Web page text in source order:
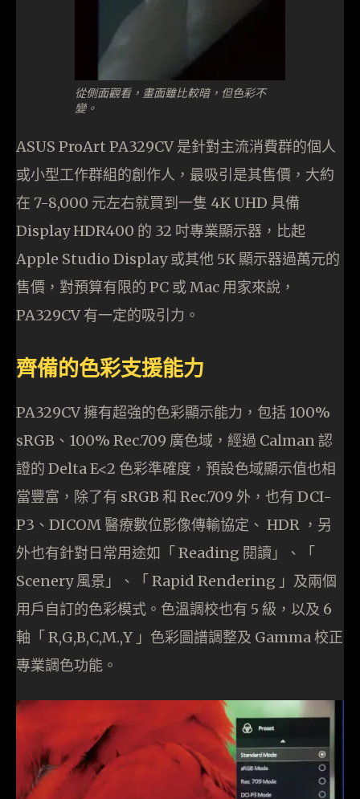
從側面觀看，畫面雖比較暗，但色彩不
變。
ASUS ProArt PA329CV 是針對主流消費群的個人
或小型工作群組的創作人，最吸引是其售價，大約
在 7-8,000 元左右就買到一隻 4K UHD 具備
Display HDR400 的 32 吋專業顯示器，比起
Apple Studio Display 或其他 5K 顯示器過萬元的
售價，對預算有限的 PC 或 Mac 用家來說，
PA329CV 有一定的吸引力。
齊備的色彩支援能力
PA329CV 擁有超強的色彩顯示能力，包括 100%
sRGB、100% Rec.709 廣色域，經過 Calman 認
證的 Delta E<2 色彩準確度，預設色域顯示值也相
當豐富，除了有 sRGB 和 Rec.709 外，也有 DCI-
P3、DICOM 醫療數位影像傳輸協定、 HDR ，另
外也有針對日常用途如「 Reading 閱讀」、「
Scenery 風景」、「 Rapid Rendering 」及兩個
用戶自訂的色彩模式。色溫調校也有 5 級，以及 6
軸「 R,G,B,C,M.,Y 」色彩圖譜調整及 Gamma 校正
專業調色功能。